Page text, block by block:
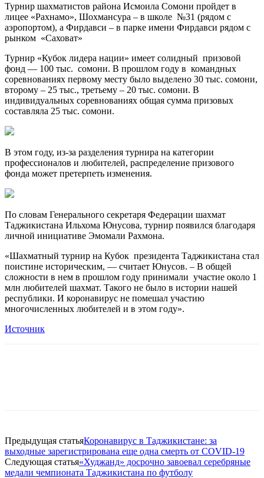
Турнир шахматистов района Исмоила Сомони пройдет в
лицее «Рахнамо», Шохмансура – в школе №31 (рядом с
аэропортом), а Фирдавси – в парке имени Фирдавси рядом с
рынком «Саховат»
Турнир «Кубок лидера нации» имеет солидный призовой
фонд — 100 тыс. сомони. В прошлом году в командных
соревнованиях первому месту было выделено 30 тыс. сомони,
второму – 25 тыс., третьему – 20 тыс. сомони. В
индивидуальных соревнованиях общая сумма призовых
составляла 25 тыс. сомони.
В этом году, из-за разделения турнира на категории
профессионалов и любителей, распределение призового
фонда может претерпеть изменения.
По словам Генерального секретаря Федерации шахмат
Таджикистана Ильхома Юнусова, турнир появился благодаря
личной инициативе Эмомали Рахмона.
«Шахматный турнир на Кубок президента Таджикистана стал
поистине историческим, — считает Юнусов. – В общей
сложности в нем в прошлом году принимали участие около 1
млн любителей шахмат. Такого не было в истории нашей
республики. И коронавирус не помешал участию
многочисленных любителей и в этом году».
Источник
Предыдущая статьяКоронавирус в Таджикистане: за
выходные зарегистрирована еще одна смерть от COVID-19
Следующая статья«Худжанд» досрочно завоевал серебряные
медали чемпионата Таджикистана по футболу